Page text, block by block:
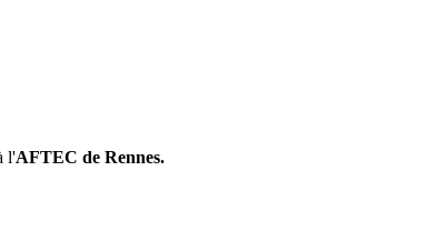
l'AFTEC de Rennes.